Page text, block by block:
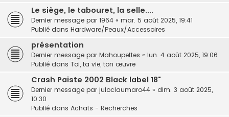
Le siège, le tabouret, la selle....
Dernier message par 1964 « mar. 5 août 2025, 19:41
Publié dans Hardware/Peaux/Accessoires
présentation
Dernier message par Mahoupettes « lun. 4 août 2025, 19:06
Publié dans Toi, ta vie, ton œuvre
Crash Paiste 2002 Black label 18"
Dernier message par juloclaumaro44 « dim. 3 août 2025,
10:30
Publié dans Achats - Recherches